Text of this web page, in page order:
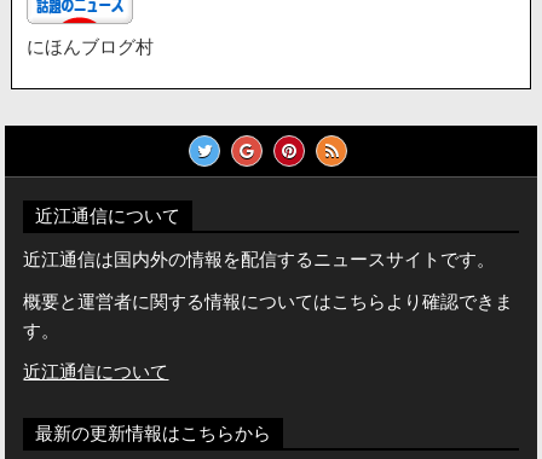
にほんブログ村
近江通信について
近江通信は国内外の情報を配信するニュースサイトです。
概要と運営者に関する情報についてはこちらより確認できま
す。
近江通信について
最新の更新情報はこちらから